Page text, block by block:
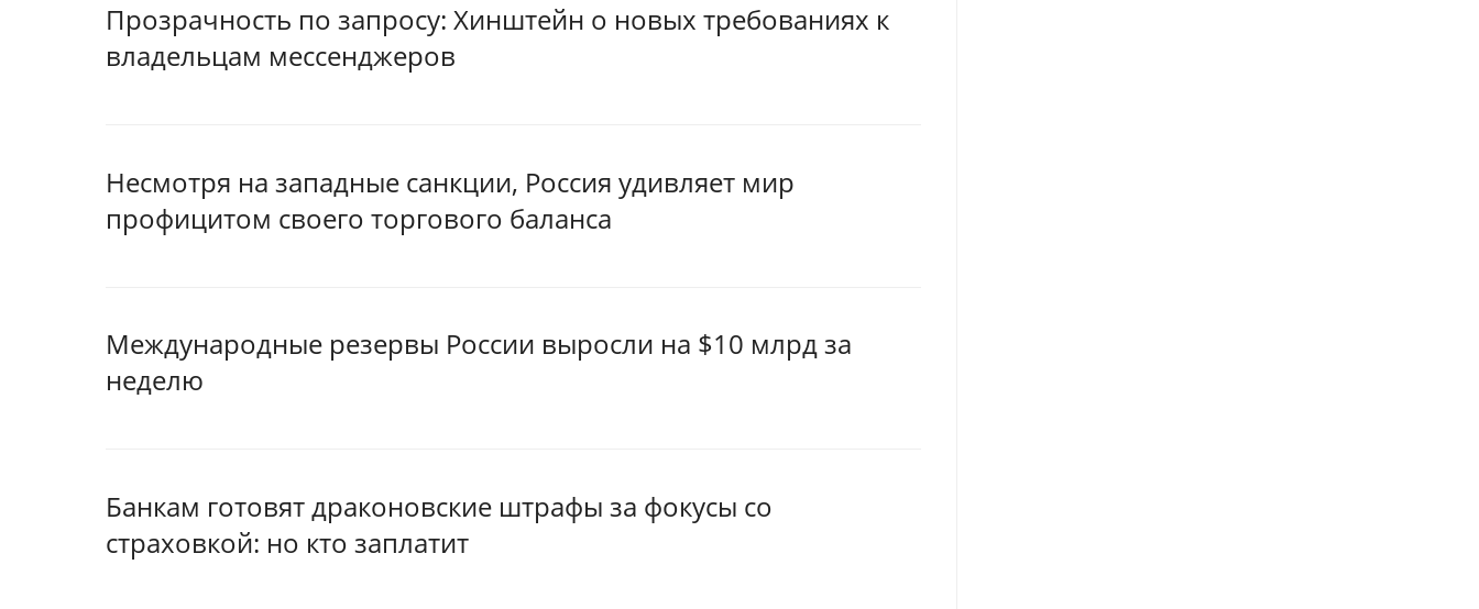
Прозрачность по запросу: Хинштейн о новых требованиях к
владельцам мессенджеров
Несмотря на западные санкции, Россия удивляет мир
профицитом своего торгового баланса
Международные резервы России выросли на $10 млрд за
неделю
Банкам готовят драконовские штрафы за фокусы со
страховкой: но кто заплатит